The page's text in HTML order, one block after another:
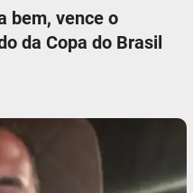
bem, vence o
da Copa do Brasil